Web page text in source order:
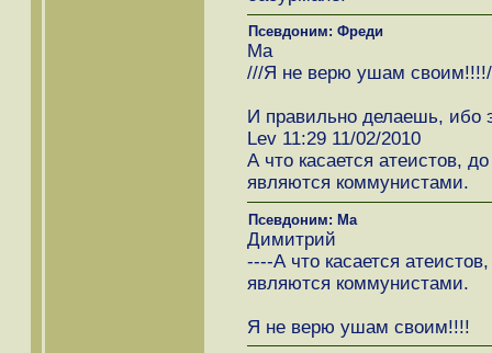
Псевдоним: Фреди
Ма
///Я не верю ушам
И правильно делаешь, ибо
Lev 11:29 11/02/2010
А что касается атеистов,
являются коммунистами.
Псевдоним: Ма
Димитрий
----А что касается
являются коммунистами.
Я не верю ушам своим!!!!